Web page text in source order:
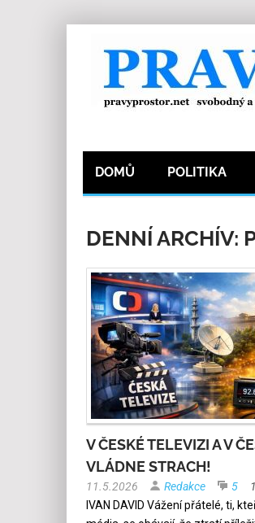
DOMŮ POLITIKA
DENNÍ ARCHÍV:
V ČESKÉ TELEVIZI A V
VLÁDNE STRACH!
11.5.2026 Redakce 5
IVAN DAVID Vážení přátelé, ti,